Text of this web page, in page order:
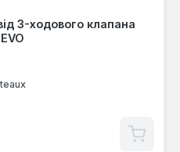
3-ходового клапана